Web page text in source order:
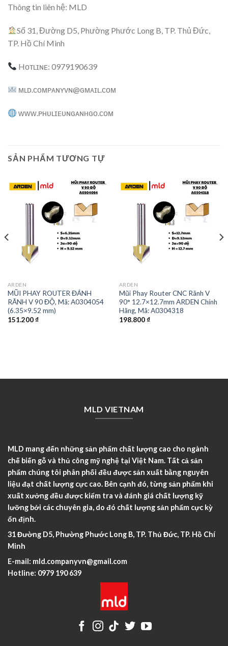
Thông tin liên hệ: MLD
Số 31, Đường D5, Phường Phước Long B, TP. Thủ Đức,
TP. Hồ Chí Minh
Hᴏᴛʟɪɴᴇ: 0979190639
ᴍʟᴅ.ᴄᴏᴍᴘᴀɴʏᴠɴ@ɢᴍᴀɪʟ.ᴄᴏᴍ
ᴡᴡᴡ.ᴘʜᴜʟɪᴇᴜɴɢᴀɴʜɢᴏ.ᴄᴏᴍ
SẢN PHẨM TƯƠNG TỰ
ARDEN
MŨI PHAY ROUTER ĐÁNH
RÃNH V 90 ĐỘ, Mã: A0304054
(6.35×9.52 mm)
151.200₫
ARDEN
Mũi Phay Router CNC Rãnh V
90° 12.7×12.7mm ARDEN Chính
Hãng, Mã: A0304318
198.800₫
MLD VIETNAM
MLD mang đến những sản phẩm chất lượng cao cho ngành
chế biến gỗ và thủ công mỹ nghệ tại Việt Nam. Tất cả sản
phẩm chúng tôi phân phối đều được sản xuất bằng nguyên
liệu đạt chất lượng cực cao. Bên cạnh đó, từng sản phẩm khi
xuất xưởng đều được kiểm tra và đánh giá chất lượng kỹ
lưỡng bởi các chuyên gia, do đó chất lượng sản phẩm cực kỳ
ổn định.
31 Đường D5, Phường Phước Long B, TP. Thủ Đức, TP. Hồ Chí
Minh
E-mail: mld.companyvn@gmail.com
Hotline: 0979 190 639